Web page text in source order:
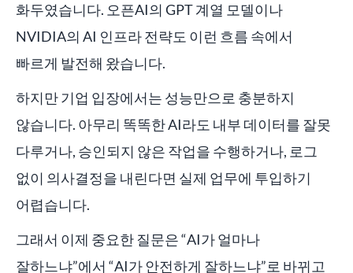
화두였습니다. 오픈AI의 GPT 계열 모델이나
NVIDIA의 AI 인프라 전략도 이런 흐름 속에서
빠르게 발전해 왔습니다.
하지만 기업 입장에서는 성능만으로 충분하지
않습니다. 아무리 똑똑한 AI라도 내부 데이터를 잘못
다루거나, 승인되지 않은 작업을 수행하거나, 로그
없이 의사결정을 내린다면 실제 업무에 투입하기
어렵습니다.
그래서 이제 중요한 질문은 “AI가 얼마나
잘하느냐”에서 “AI가 안전하게 잘하느냐”로 바뀌고